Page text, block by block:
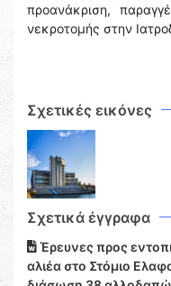
προανάκριση,
νεκροτομής στην
Σχετικές εικόνες
Σχετικά έγγραφα
Έρευνες προς
αλιέα στο Στόμιο